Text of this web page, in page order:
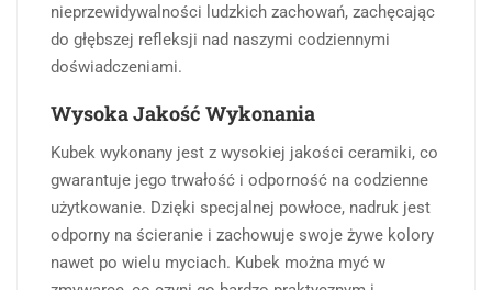
nieprzewidywalności ludzkich zachowań, zachęcając
do głębszej refleksji nad naszymi codziennymi
doświadczeniami.
Wysoka Jakość Wykonania
Kubek wykonany jest z wysokiej jakości ceramiki, co
gwarantuje jego trwałość i odporność na codzienne
użytkowanie. Dzięki specjalnej powłoce, nadruk jest
odporny na ścieranie i zachowuje swoje żywe kolory
nawet po wielu myciach. Kubek można myć w